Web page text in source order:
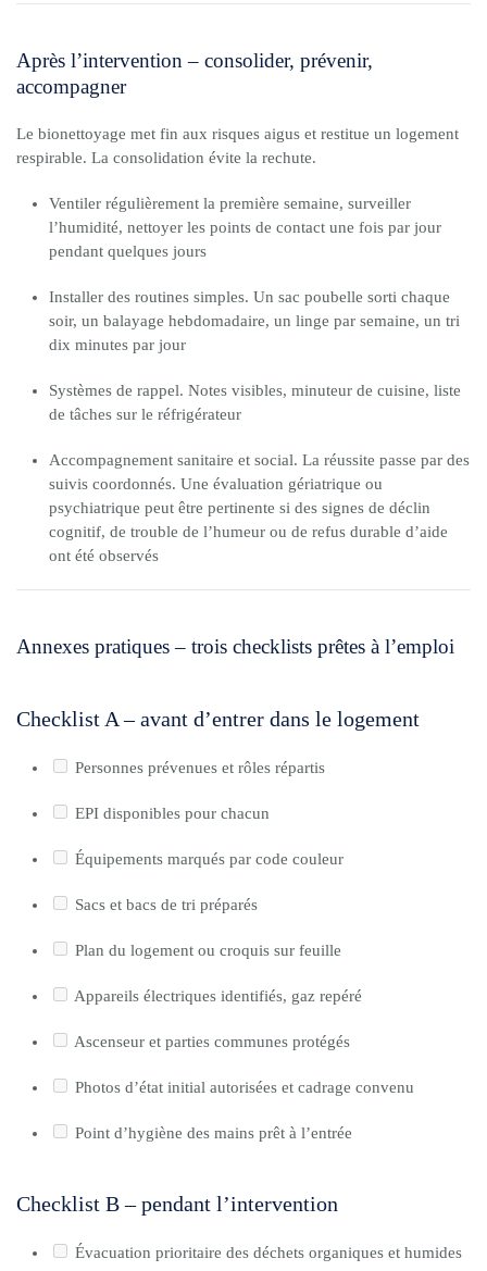
Après l’intervention – consolider, prévenir,
accompagner
Le bionettoyage met fin aux risques aigus et restitue un logement
respirable. La consolidation évite la rechute.
Ventiler régulièrement la première semaine, surveiller
l’humidité, nettoyer les points de contact une fois par jour
pendant quelques jours
Installer des routines simples. Un sac poubelle sorti chaque
soir, un balayage hebdomadaire, un linge par semaine, un tri
dix minutes par jour
Systèmes de rappel. Notes visibles, minuteur de cuisine, liste
de tâches sur le réfrigérateur
Accompagnement sanitaire et social. La réussite passe par des
suivis coordonnés. Une évaluation gériatrique ou
psychiatrique peut être pertinente si des signes de déclin
cognitif, de trouble de l’humeur ou de refus durable d’aide
ont été observés
Annexes pratiques – trois checklists prêtes à l’emploi
Checklist A – avant d’entrer dans le logement
Personnes prévenues et rôles répartis
EPI disponibles pour chacun
Équipements marqués par code couleur
Sacs et bacs de tri préparés
Plan du logement ou croquis sur feuille
Appareils électriques identifiés, gaz repéré
Ascenseur et parties communes protégés
Photos d’état initial autorisées et cadrage convenu
Point d’hygiène des mains prêt à l’entrée
Checklist B – pendant l’intervention
Évacuation prioritaire des déchets organiques et humides